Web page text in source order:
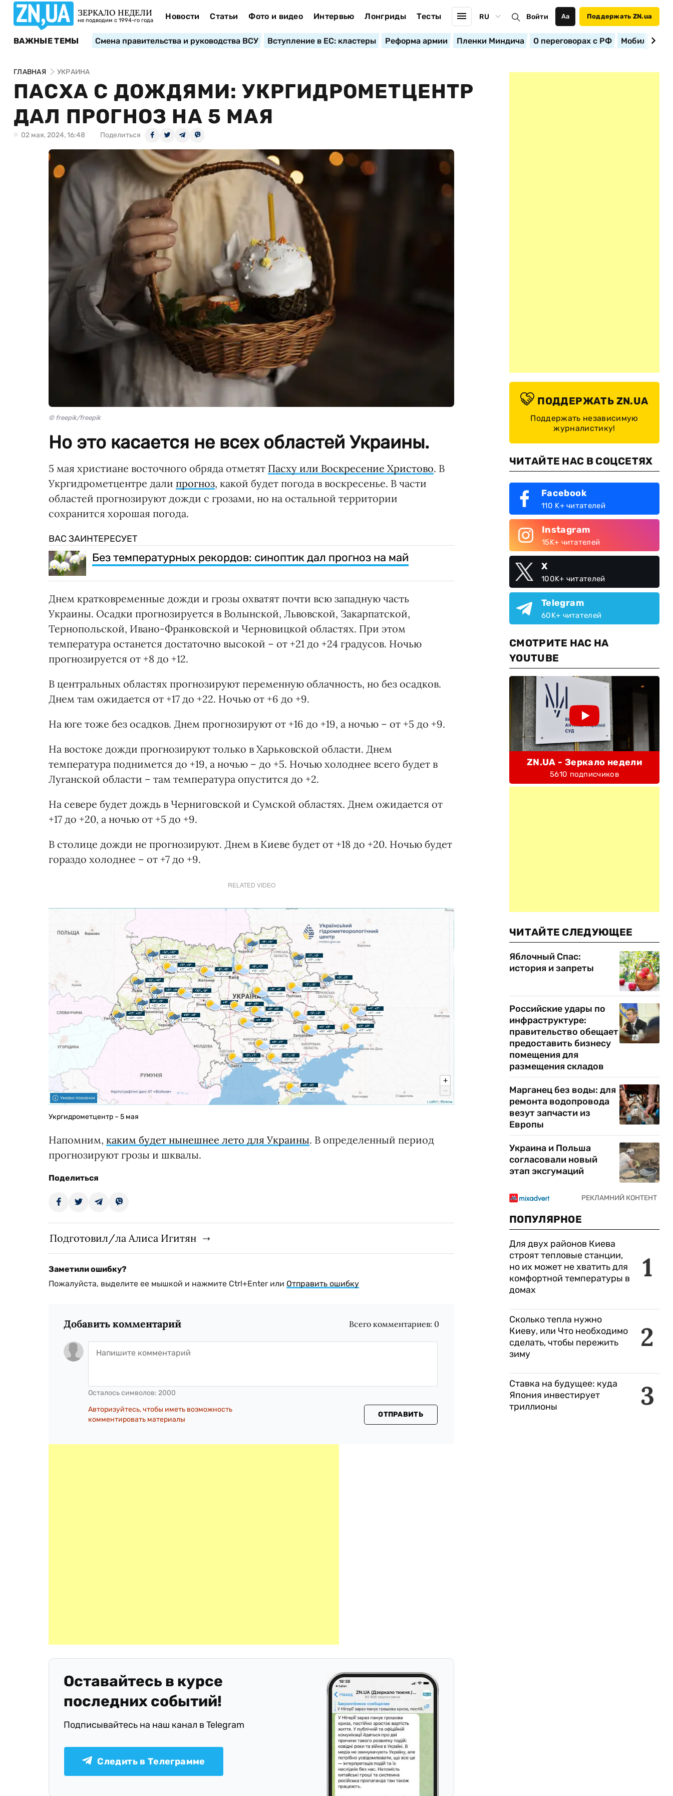
ЗЕРКАЛО НЕДЕЛИ
не подводим с 1994-го года Новости Статьи Фото и видео Интервью Лонгриды Тесты RU Войти Аа Поддержать ZN.ua
ВАЖНЫЕ ТЕМЫ Смена правительства и руководства ВСУ Вступление в ЕС: кластеры Реформа армии Пленки Миндича О переговорах с РФ
ГЛАВНАЯ УКРАИНА
ПАСХА С ДОЖДЯМИ: УКРГИДРОМЕТЦЕНТР
ДАЛ ПРОГНОЗ НА 5 МАЯ
02 мая, 2024, 16:48 Поделиться
© freepik/freepik
Но это касается не всех областей Украины.
5 мая христиане восточного обряда отметят Пасху или Воскресение Христово. В
Укргидрометцентре дали прогноз, какой будет погода в воскресенье. В части
областей прогнозируют дожди с грозами, но на остальной территории
сохранится хорошая погода.
ВАС ЗАИНТЕРЕСУЕТ
Без температурных рекордов: синоптик дал прогноз на май
Днем кратковременные дожди и грозы охватят почти всю западную часть
Украины. Осадки прогнозируется в Волынской, Львовской, Закарпатской,
Тернопольской, Ивано-Франковской и Черновицкой областях. При этом
температура останется достаточно высокой – от +21 до +24 градусов. Ночью
прогнозируется от +8 до +12.
В центральных областях прогнозируют переменную облачность, но без осадков.
Днем там ожидается от +17 до +22. Ночью от +6 до +9.
На юге тоже без осадков. Днем прогнозируют от +16 до +19, а ночью – от +5 до +9.
На востоке дожди прогнозируют только в Харьковской области. Днем
температура поднимется до +19, а ночью – до +5. Ночью холоднее всего будет в
Луганской области – там температура опустится до +2.
На севере будет дождь в Черниговской и Сумской областях. Днем ожидается от
+17 до +20, а ночью от +5 до +9.
В столице дожди не прогнозируют. Днем в Киеве будет от +18 до +20. Ночью будет
гораздо холоднее – от +7 до +9.
RELATED VIDEO
Укргидрометцентр – 5 мая
Напомним, каким будет нынешнее лето для Украины. В определенный период
прогнозируют грозы и шквалы.
Поделиться
Подготовил/ла Алиса Игитян
Заметили ошибку?
Пожалуйста, выделите ее мышкой и нажмите Ctrl+Enter или Отправить ошибку
Добавить комментарий Всего комментариев: 0
Осталось символов: 2000
Авторизуйтесь, чтобы иметь возможность
комментировать материалы
ОТПРАВИТЬ
Оставайтесь в курсе
последних событий!
Подписывайтесь на наш канал в Telegram
Следить в Телеграмме
ПОДДЕРЖАТЬ ZN.UA
Поддержать независимую
журналистику!
ЧИТАЙТЕ НАС В СОЦСЕТЯХ
Facebook
110 K+ читателей
Instagram
15K+ читателей
X
100K+ читателей
Telegram
60K+ читателей
СМОТРИТЕ НАС НА
YOUTUBE
ZN.UA - Зеркало недели
5610 подписчиков
ЧИТАЙТЕ СЛЕДУЮЩЕЕ
Яблочный Спас:
история и запреты
Российские удары по
инфраструктуре:
правительство обещает
предоставить бизнесу
помещения для
размещения складов
Марганец без воды: для
ремонта водопровода
везут запчасти из
Европы
Украина и Польша
согласовали новый
этап эксгумаций
ПОПУЛЯРНОЕ
1
Для двух районов Киева
строят тепловые станции,
но их может не хватить для
комфортной температуры в
домах
2
Сколько тепла нужно
Киеву, или Что необходимо
сделать, чтобы пережить
зиму
3
Ставка на будущее: куда
Япония инвестирует
триллионы